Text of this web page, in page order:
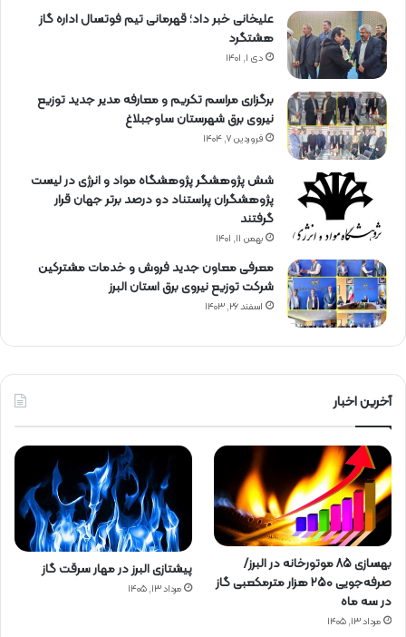
علیخانی خبر داد؛ قهرمانی تیم فوتسال اداره گاز
هشتگرد
دی ۱, ۱۴۰۱
برگزاری مراسم تكریم و معارفه مدیر جدید توزیع
نیروی برق شهرستان ساوجبلاغ
فروردین ۷, ۱۴۰۴
شش پژوهشگر پژوهشگاه مواد و انرژی در لیست
پژوهشگران پراستناد دو درصد برتر جهان قرار
گرفتند
بهمن ۱۱, ۱۴۰۱
معرفی معاون جدید فروش و خدمات مشتركین
شركت توزیع نیروی برق استان البرز
اسفند ۲۶, ۱۴۰۳
آخرین اخبار
بهسازی ۸۵ موتورخانه در البرز/
صرفه‌جویی ۲۵۰ هزار مترمکعبی گاز
در سه ماه
مرداد ۱۳, ۱۴۰۵
پیشتازی البرز در مهار سرقت گاز
مرداد ۱۳, ۱۴۰۵